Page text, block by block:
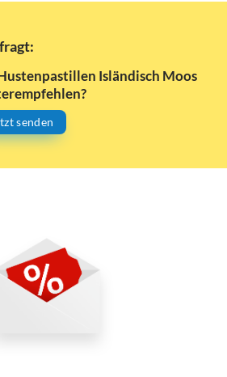
Isländisch Moos
senden